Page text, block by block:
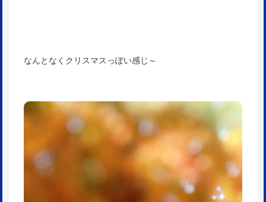
なんとなくクリスマスっぽい感じ～